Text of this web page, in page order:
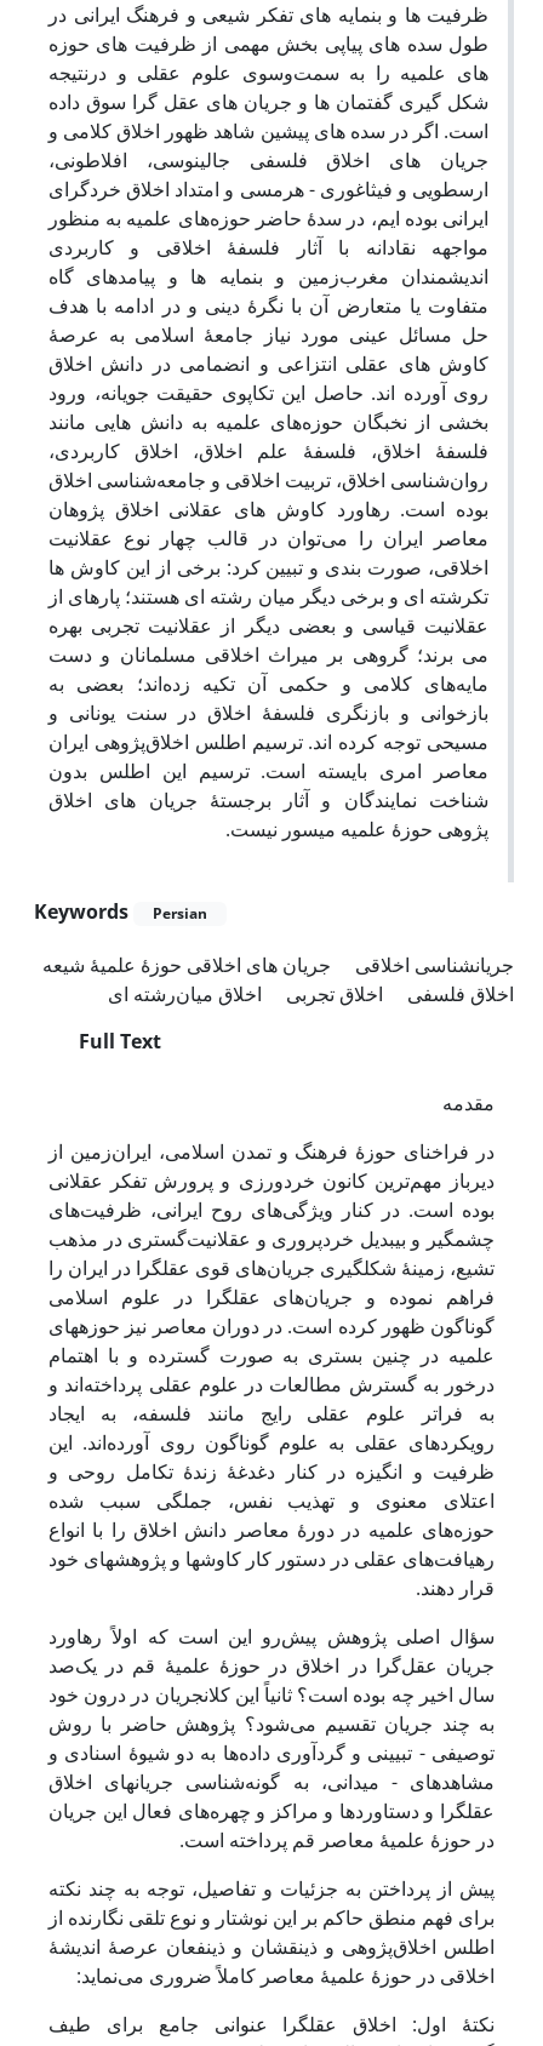
ظرفیت ‏ها و بن‏مایه‏ های تفکر شیعی و فرهنگ ایرانی در
طول سده‏ های پیاپی بخش مهمی از ظرفیت‏ های حوزه‏
های علمیه را به سمت‌وسوی علوم عقلی و درنتیجه
شکل‏ گیری گفتمان‏ ها و جریان‏ های عقل‏ گرا سوق داده
است. اگر در سده‏ های پیشین شاهد ظهور اخلاق کلامی و
جریان‏ های اخلاق فلسفی جالینوسی، افلاطونی،
ارسطویی و فیثاغوری - هرمسی و امتداد اخلاق خردگرای
ایرانی بوده ‏ایم، در سدۀ حاضر حوزه‌های علمیه به منظور
مواجهه نقادانه با آثار فلسفۀ اخلاقی و کاربردی
اندیشمندان مغرب‌زمین و بن‏مایه‏ ها و پیامدهای گاه
متفاوت یا متعارض آن با نگرۀ دینی و در ادامه با هدف
حل مسائل عینی مورد نیاز جامعۀ اسلامی به عرصۀ
کاوش ‏های عقلی انتزاعی و انضمامی در دانش اخلاق
روی آورده ‏اند. حاصل این تکاپوی حقیقت‏ جویانه، ورود
بخشی از نخبگان حوزه‌های علمیه به دانش ‏هایی مانند
فلسفۀ اخلاق، فلسفۀ علم اخلاق، اخلاق کاربردی،
روان‌شناسی اخلاق، تربیت اخلاقی و جامعه‌شناسی اخلاق
بوده است. رهاورد کاوش ‎های عقلانی اخلاق‎ پژوهان
معاصر ایران را می‌توان در قالب چهار نوع عقلانیت
اخلاقی، صورت‎ بندی و تبیین کرد: برخی از این کاوش ‎ها
تک‎رشته‎ ای و برخی دیگر میان ‎رشته‎ ای هستند؛ پاره‎ای از
عقلانیت قیاسی و بعضی دیگر از عقلانیت تجربی بهره
می ‎برند؛ گروهی بر میراث اخلاقی مسلمانان و دست
مایه‌های کلامی و حکمی آن تکیه زده‌اند؛ بعضی به
بازخوانی و بازنگری فلسفۀ اخلاق در سنت یونانی و
مسیحی توجه کرده‏ اند. ترسیم اطلس اخلاق‌پژوهی ایران
معاصر امری بایسته است. ترسیم این اطلس بدون
شناخت نمایندگان و آثار برجستۀ جریان ‏های اخلاق
‏‏پژوهی حوزۀ علمیه میسور نیست.
Keywords Persian
جریانشناسی اخلاقی
جریان‏ های اخلاقی حوزۀ علمیۀ شیعه
اخلاق فلسفی
اخلاق تجربی
اخلاق میان‌رشته‏ ای
Full Text
مقدمه
در فراخنای حوزۀ فرهنگ و تمدن اسلامی، ایران‌زمین از
دیرباز مهم‌ترین کانون خردورزی و پرورش تفکر عقلانی
بوده است. در کنار ویژگی‌های روح ایرانی، ظرفیت‌های
چشمگیر و بی‏بدیل خردپروری و عقلانیت‌گستری در مذهب
تشیع، زمینۀ شکل‏گیری جریان‌های قوی عقل‏گرا در ایران را
فراهم نموده و جریان‌های عقل‏گرا در علوم اسلامی
گوناگون ظهور کرده است. در دوران معاصر نیز حوزه‏های
علمیه در چنین بستری به صورت گسترده و با اهتمام
درخور به گسترش مطالعات در علوم عقلی پرداخته‌اند و
به فراتر علوم عقلی رایج مانند فلسفه، به ایجاد
رویکردهای عقلی به علوم گوناگون روی آورده‌اند. این
ظرفیت و انگیزه در کنار دغدغۀ زندۀ تکامل روحی و
اعتلای معنوی و تهذیب نفس، جملگی سبب شده
حوزه‌های علمیه در دورۀ معاصر دانش اخلاق را با انواع
رهیافت‌های عقلی در دستور کار کاوش‏ها و پژوهش‏های خود
قرار دهند.
سؤال اصلی پژوهش پیش‌رو این است که اولاً رهاورد
جریان عقل‌گرا در اخلاق در حوزۀ علمیۀ قم در یک‌صد
سال اخیر چه بوده است؟ ثانیاً این کلان‏جریان در درون خود
به چند جریان تقسیم می‌شود؟ پژوهش حاضر با روش
توصیفی - تبیینی و گردآوری داده‌ها به دو شیوۀ اسنادی و
مشاهده‏ای - میدانی، به گونه‌شناسی جریان‏های اخلاق
عقل‏گرا و دستاوردها و مراکز و چهره‌های فعال این جریان
در حوزۀ علمیۀ معاصر قم پرداخته است.
پیش از پرداختن به جزئیات و تفاصیل، توجه به چند نکته
برای فهم منطق حاکم بر این نوشتار و نوع تلقی نگارنده از
اطلس اخلاق‌پژوهی و ذی‏نقشان و ذی‏نفعان عرصۀ اندیشۀ
اخلاقی در حوزۀ علمیۀ معاصر کاملاً ضروری می‌نماید:
نکتۀ اول: اخلاق عقل‎گرا عنوانی جامع برای طیف